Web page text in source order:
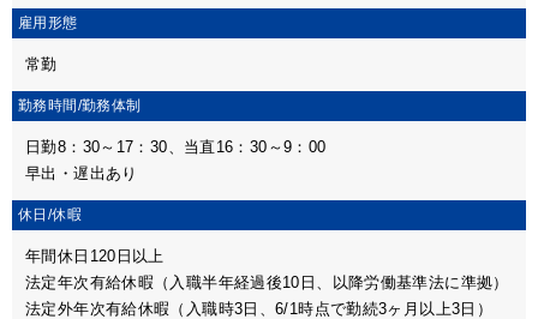
雇用形態
常勤
勤務時間/勤務体制
日勤8：30～17：30、当直16：30～9：00
早出・遅出あり
休日/休暇
年間休日120日以上
法定年次有給休暇（入職半年経過後10日、以降労働基準法に準拠）
法定外年次有給休暇（入職時3日、6/1時点で勤続3ヶ月以上3日）